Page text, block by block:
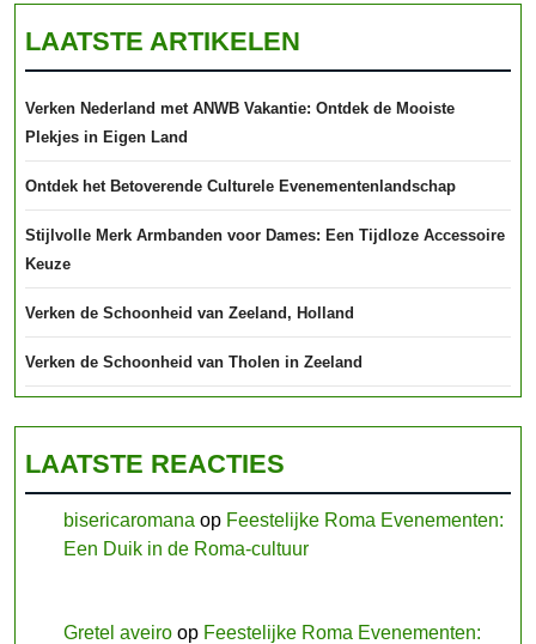
LAATSTE ARTIKELEN
Verken Nederland met ANWB Vakantie: Ontdek de Mooiste
Plekjes in Eigen Land
Ontdek het Betoverende Culturele Evenementenlandschap
Stijlvolle Merk Armbanden voor Dames: Een Tijdloze Accessoire
Keuze
Verken de Schoonheid van Zeeland, Holland
Verken de Schoonheid van Tholen in Zeeland
LAATSTE REACTIES
bisericaromana op Feestelijke Roma Evenementen:
Een Duik in de Roma-cultuur
Gretel aveiro op Feestelijke Roma Evenementen: